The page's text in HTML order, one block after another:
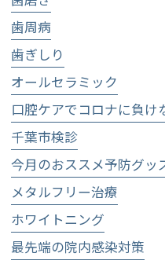
歯周病
歯ぎしり
オールセラミック
口腔ケアでコロナに負け
千葉市検診
今月のおススメ予防グッ
メタルフリー治療
ホワイトニング
最先端の院内感染対策